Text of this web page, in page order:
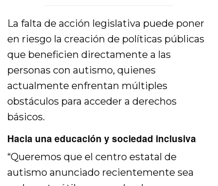
La falta de acción legislativa puede poner
en riesgo la creación de políticas públicas
que beneficien directamente a las
personas con autismo, quienes
actualmente enfrentan múltiples
obstáculos para acceder a derechos
básicos.
Hacia una educación y sociedad inclusiva
“Queremos que el centro estatal de
autismo anunciado recientemente sea